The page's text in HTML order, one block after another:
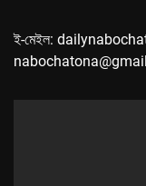
ই-মেইল: